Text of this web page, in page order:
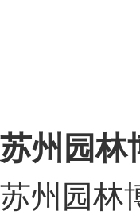
苏州园林
苏州园林